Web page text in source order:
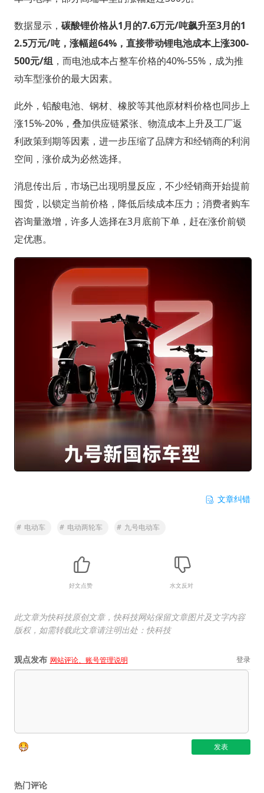
数据显示， 碳酸锂价格从1月的7.6万元/吨飙升至3月的1
2.5万元/吨，涨幅超64%，直接带动锂电池成本上涨300-
500元/组，而电池成本占整车价格的40%-55%，成为推
动车型涨价的最大因素。
此外，铅酸电池、钢材、橡胶等其他原材料价格也同步上
涨15%-20%，叠加供应链紧张、物流成本上升及工厂返
利政策到期等因素，进一步压缩了品牌方和经销商的利润
空间，涨价成为必然选择。
消息传出后，市场已出现明显反应，不少经销商开始提前
囤货，以锁定当前价格，降低后续成本压力；消费者购车
咨询量激增，许多人选择在3月底前下单，赶在涨价前锁
定优惠。
文章纠错
# 电动车 # 电动两轮车 # 九号电动车
好文点赞 水文反对
此文章为快科技原创文章，快科技网站保留文章图片及文字内容
版权，如需转载此文章请注明出处：快科技
观点发布 网站评论、账号管理说明 登录
热门评论